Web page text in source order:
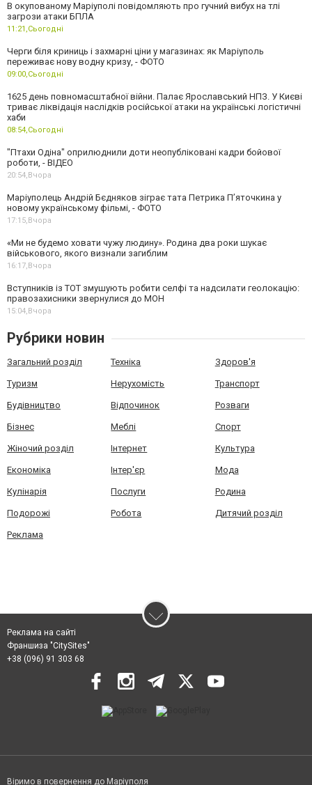
В окупованому Маріуполі повідомляють про гучний вибух на тлі
загрози атаки БПЛА
11:21,Сьогодні
Черги біля криниць і захмарні ціни у магазинах: як Маріуполь
переживає нову водну кризу, - ФОТО
09:00,Сьогодні
1625 день повномасштабної війни. Палає Ярославський НПЗ. У Києві
триває ліквідація наслідків російської атаки на українські логістичні
хаби
08:54,Сьогодні
"Птахи Одіна" оприлюднили доти неопубліковані кадри бойової
роботи, - ВІДЕО
20:54,Вчора
Маріуполець Андрій Бєдняков зіграє тата Петрика П’яточкина у
новому українському фільмі, - ФОТО
17:15,Вчора
«Ми не будемо ховати чужу людину». Родина два роки шукає
військового, якого визнали загиблим
16:17,Вчора
Вступників із ТОТ змушують робити селфі та надсилати геолокацію:
правозахисники звернулися до МОН
15:04,Вчора
Рубрики новин
Загальний розділ Техніка Здоров'я
Туризм Нерухомість Транспорт
Будівництво Відпочинок Розваги
Бізнес Меблі Спорт
Жіночий розділ Інтернет Культура
Економіка Інтер'єр Мода
Кулінарія Послуги Родина
Подорожі Робота Дитячий розділ
Реклама
Реклама на сайті
Франшиза "CitySites"
+38 (096) 91 303 68
Віримо в повернення до Маріуполя